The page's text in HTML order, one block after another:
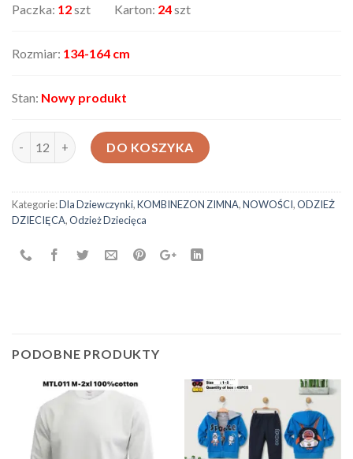
Paczka: 12szt Karton: 24szt
Rozmiar: 134-164 cm
Stan: Nowy produkt
ilość Kombinezon narciarski 3057B
DO KOSZYKA
Kategorie:Dla Dziewczynki,KOMBINEZON ZIMNA,NOWOŚCI,ODZIEŻ
DZIECIĘCA,Odzież Dziecięca
PODOBNE PRODUKTY